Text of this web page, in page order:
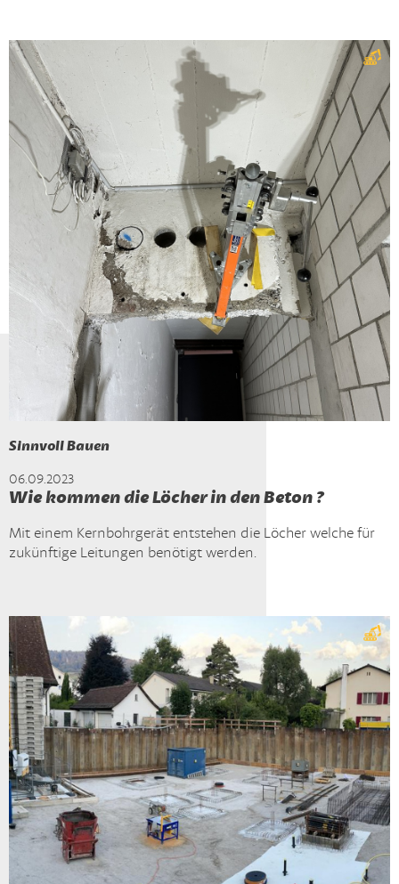
Sinnvoll Bauen
06.09.2023
Wie kommen die Löcher in den Beton ?
Mit einem Kernbohrgerät entstehen die Löcher welche für
zukünftige Leitungen benötigt werden.